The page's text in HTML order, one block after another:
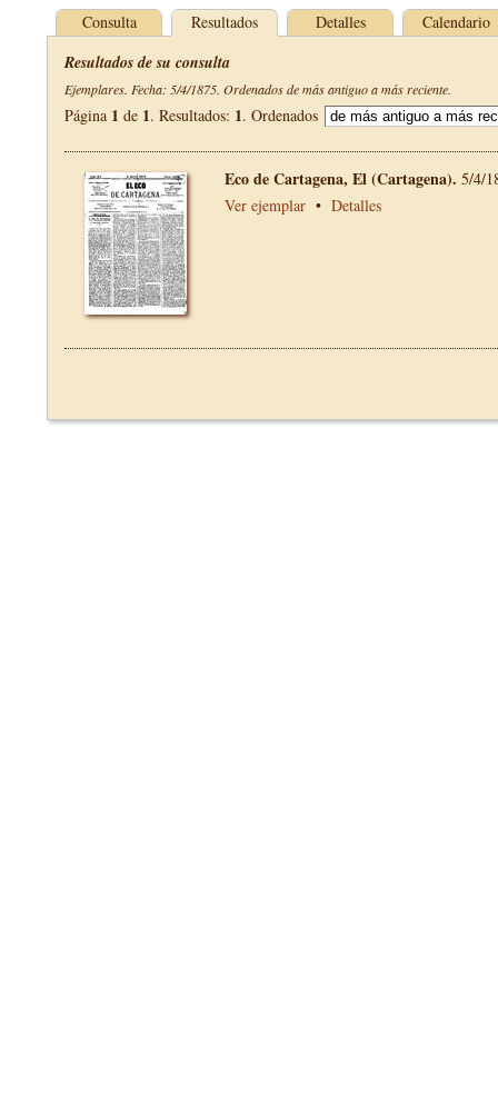
Consulta Resultados Detalles Calendario
Resultados de su consulta
Ejemplares. Fecha: 5/4/1875. Ordenados de más antiguo a más reciente.
Página 1 de 1. Resultados: 1. Ordenados
Eco de Cartagena, El (Cartagena). 5/4/
Ver ejemplar • Detalles